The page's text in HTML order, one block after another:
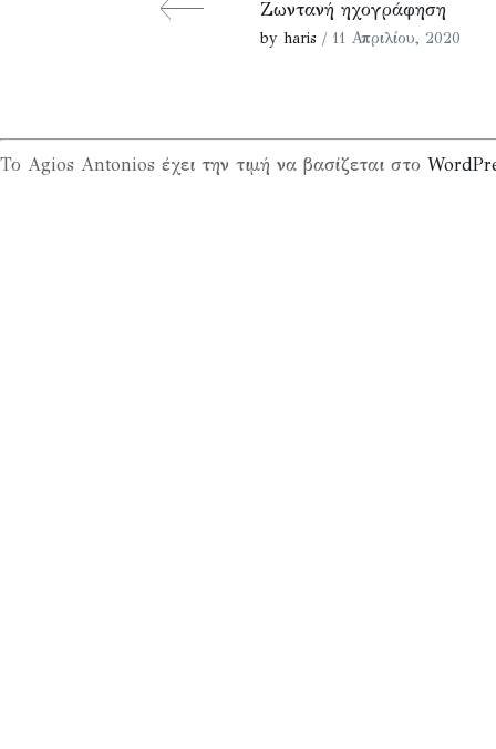
Ζωντανή ηχογράφηση
by haris / 11 Απριλίου, 2020
Το Agios Antonios έχει την τιμή να βασίζεται στο